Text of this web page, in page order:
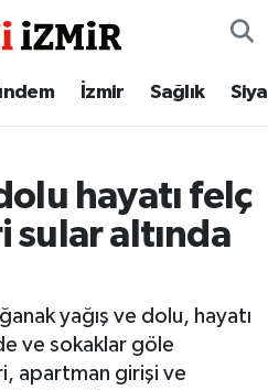
İzmir Sağlık
hayatı felç
sular altında
yağış ve dolu, hayatı
ve sokaklar göle
apartman girişi ve
Haritası
ve Fikstür